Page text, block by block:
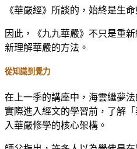
《華嚴經》所談的，始終是生
因此，《九九華嚴》不只是重
新理解華嚴的方法。
從知識到覺力
在上一季的講座中，海雲繼夢
實際進入經文的學習前，了解
入華嚴修學的核心架構。